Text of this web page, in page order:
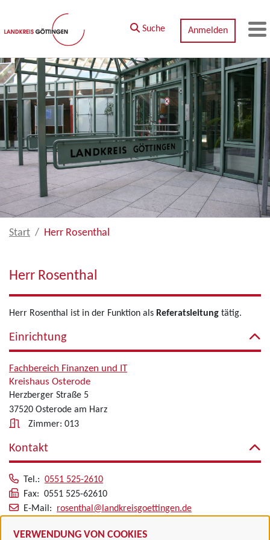
Zum Hauptinhalt springen
VERWENDUNG VON COOKIES
Suche Anmelden
Start Herr Rosenthal
Herr Rosenthal
Herr Rosenthal ist in der Funktion als Referatsleitung tätig.
Einrichtung
Fachbereich Finanzen und IT
Kreishaus Osterode
Herzberger Straße 5
37520 Osterode am Harz
Zimmer: 013
Kontakt
Tel.: 0551 525-2610
Fax: 0551 525-62610
E-Mail: rosenthal@landkreisgoettingen.de
Alle zugeordneten Einrichtungen